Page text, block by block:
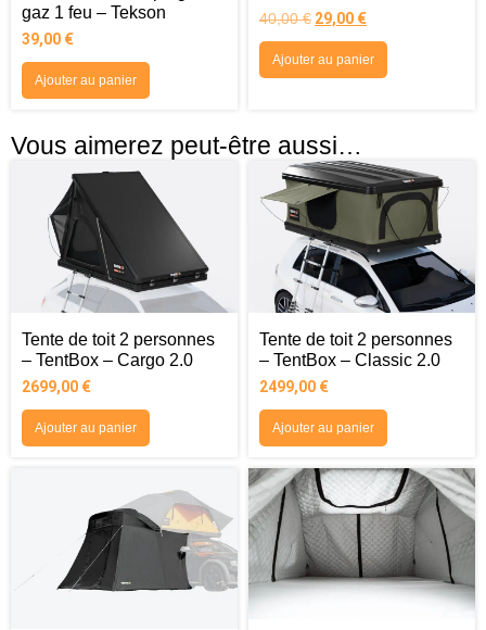
gaz 1 feu – Tekson
39,00 €
Ajouter au panier
40,00€ 29,00 €
Ajouter au panier
Vous aimerez peut-être aussi…
Tente de toit 2 personnes
– TentBox – Cargo 2.0
2699,00 €
Ajouter au panier
Tente de toit 2 personnes
– TentBox – Classic 2.0
2499,00 €
Ajouter au panier